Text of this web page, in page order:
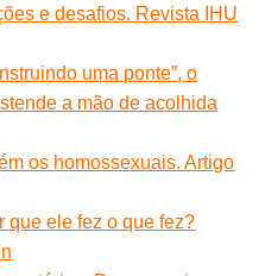
e desafios. Revista IHU
uma ponte”, o
a mão de acolhida
os homossexuais. Artigo
que ele fez o que fez?